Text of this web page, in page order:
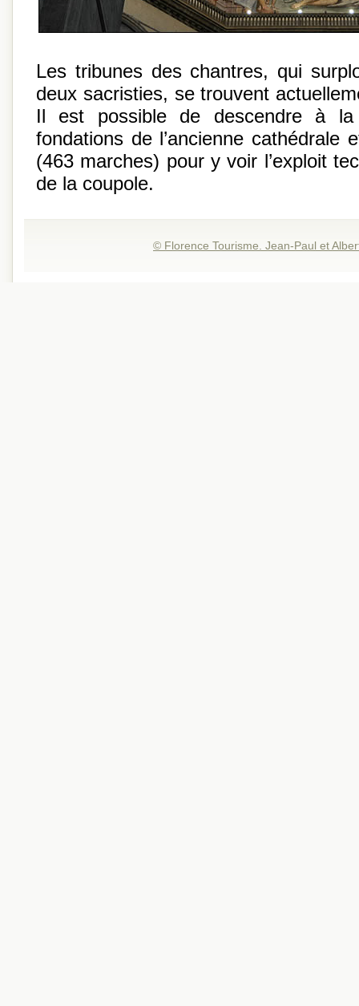
Les tribunes des chantres, qui
deux sacristies, se trouvent
Il est possible de descendre à
fondations de l’ancienne cathédrale
(463 marches) pour y voir l’exploit
de la coupole.
© Florence Tourisme. Jean-Paul et